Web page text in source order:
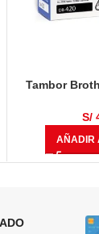
Tambor
S/
AÑADIR